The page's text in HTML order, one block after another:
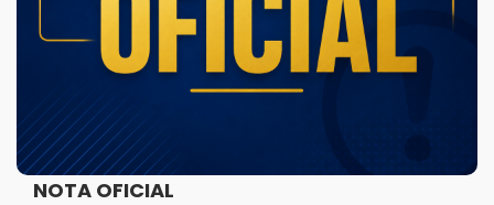
NOTA OFICIAL